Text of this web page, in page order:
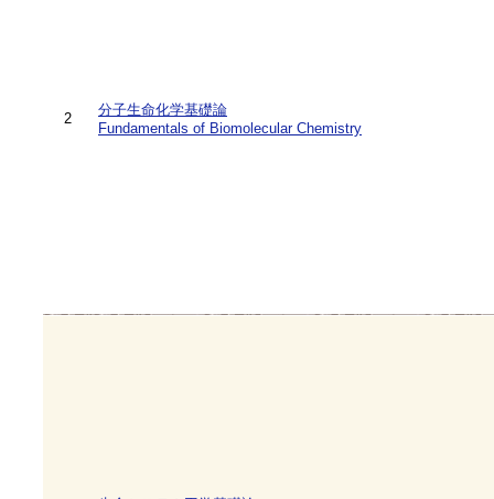
2
分子生命化学基礎論
Fundamentals of Biomolecular Chemistry